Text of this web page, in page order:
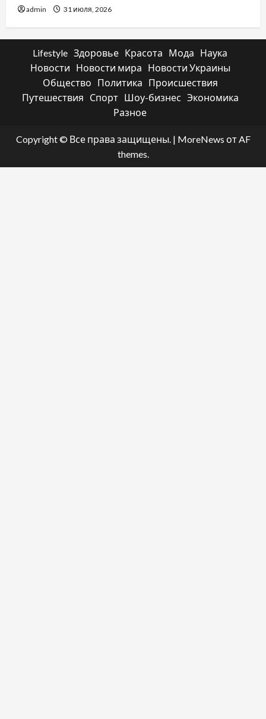
admin 31 июля, 2026
Lifestyle Здоровье Красота Мода
Наука
Новости
Новости мира
Новости Украины
Общество
Политика
Происшествия
Путешествия
Спорт Шоу-бизнес Экономика
Разное
Copyright © Все права защищены. | MoreNews от AF
themes.